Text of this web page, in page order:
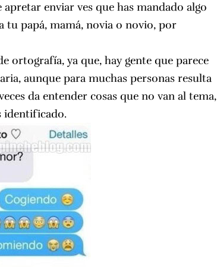
enviar ves que has mandado algo
tu papá, mamá, novia o novio, por
ortografía, ya que, hay gente que parece
aunque para muchas personas resulta
da entender cosas que no van al tema,
identificado.